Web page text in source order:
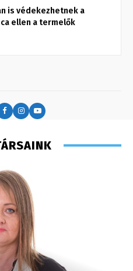
is védekezhetnek a
ellen a termelők